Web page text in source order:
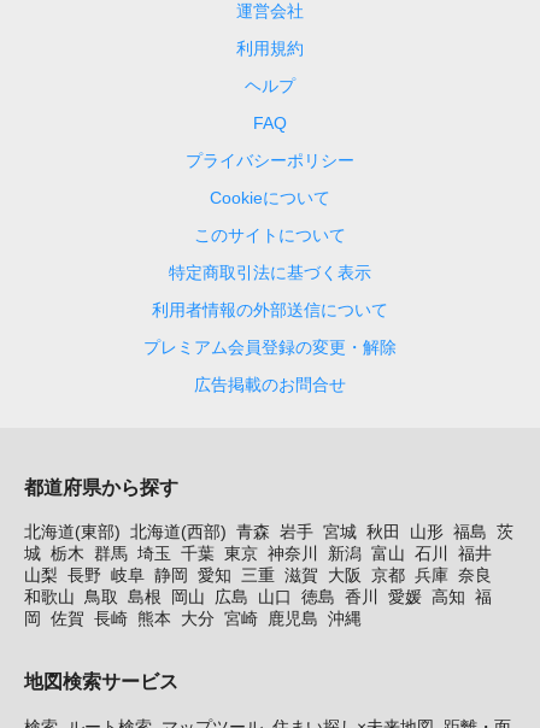
運営会社
利用規約
ヘルプ
FAQ
プライバシーポリシー
Cookieについて
このサイトについて
特定商取引法に基づく表示
利用者情報の外部送信について
プレミアム会員登録の変更・解除
広告掲載のお問合せ
都道府県から探す
北海道(東部) 北海道(西部) 青森 岩手 宮城 秋田 山形 福島 茨
城 栃木 群馬 埼玉 千葉 東京 神奈川 新潟 富山 石川
福井
山梨 長野 岐阜 静岡 愛知 三重 滋賀 大阪 京都 兵庫 奈良
和歌山
鳥取 島根 岡山 広島 山口 徳島 香川 愛媛 高知 福
岡
佐賀 長崎 熊本 大分 宮崎 鹿児島 沖縄
地図検索サービス